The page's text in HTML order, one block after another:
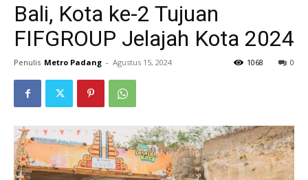
Bali, Kota ke-2 Tujuan
FIFGROUP Jelajah Kota 2024
Penulis Metro Padang - Agustus 15, 2024 0
1068